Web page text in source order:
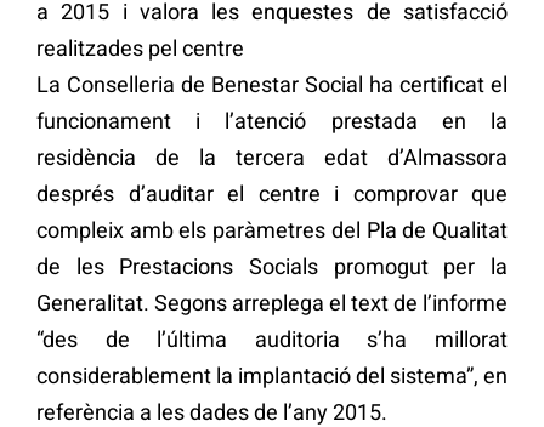
a 2015 i valora les enquestes de satisfacció
realitzades pel centre
La Conselleria de Benestar Social ha certificat el
funcionament i l’atenció prestada en la
residència de la tercera edat d’Almassora
després d’auditar el centre i comprovar que
compleix amb els paràmetres del Pla de Qualitat
de les Prestacions Socials promogut per la
Generalitat. Segons arreplega el text de l’informe
“des de l’última auditoria s’ha millorat
considerablement la implantació del sistema”, en
referència a les dades de l’any 2015.